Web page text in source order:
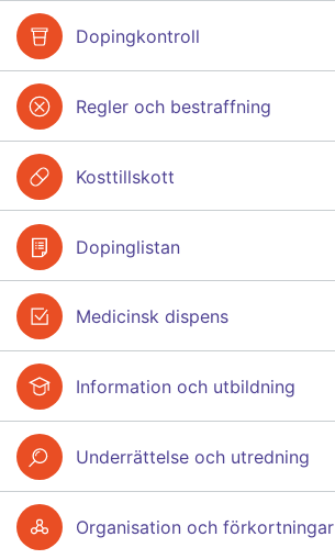
Dopingkontroll
Regler och bestraffning
Kosttillskott
Dopinglistan
Medicinsk dispens
Information och utbildning
Underrättelse och utredning
Organisation och förkortningar